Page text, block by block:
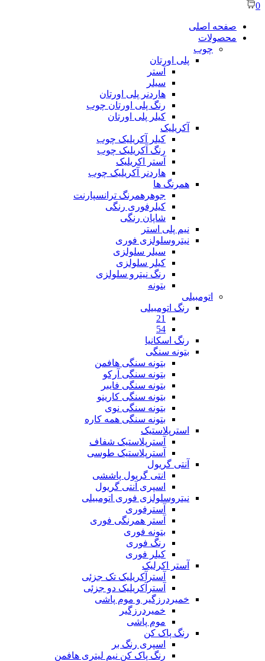
0
صفحه اصلی
محصولات
چوب
پلی اورتان
آستر
سیلر
هاردنر پلی اورتان
رنگ پلی اورتان چوب
کیلر پلی اورتان
آکریلیک
کیلر آکریلیک چوب
رنگ آکریلیک چوب
آستر اکریلیک
هاردنر آکریلیک چوب
همرنگ ها
جوهرهمرنگ ترانسپارنت
کیلرفوری رنگی
شاپان رنگی
نیم پلی استر
نیتروسلولزی فوری
سیلر سلولزی
کیلر سلولزی
رنگ نیترو سلولزی
بتونه
اتومبیلی
رنگ اتومبیلی
21
54
رنگ اسکانیا
بتونه سنگی
بتونه سنگی هافمن
بتونه سنگی آرکو
بتونه سنگی فایبر
بتونه سنگی کارینو
بتونه سنگی نوی
بتونه سنگی همه کاره
استرپلاستیک
آسترپلاستیک شفاف
آسترپلاستیک طوسی
آنتی گریول
انتی گریول پاششی
اسپری آنتی گریول
نیتروسلولزی فوری اتومبیلی
آسترفوری
آستر همرنگی فوری
بتونه فوری
رنگ فوری
کیلر فوری
آستر اکرلیک
آسترآکریلیک تک جزئی
آسترآکریلیک دو جزئی
خمیردرزگیر و موم پاشی
خمیردرزگیر
موم پاشی
رنگ پاک کن
اسپری رنگ بر
رنگ پاک کن نیم لیتری هافمن